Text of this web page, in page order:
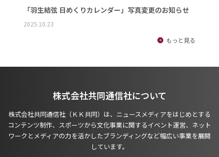
「羽生結弦 日めくりカレンダー」写真変更のお知らせ
2025.10.23
もっと見る
株式会社共同通信社について
株式会社共同通信社（ＫＫ共同）は、ニュースメディアをはじめとする
コンテンツ制作、スポーツから文化事業に関するイベント運営、ネット
ワークとメディアの力を活かしたブランディングなど幅広い事業を展開
しています。